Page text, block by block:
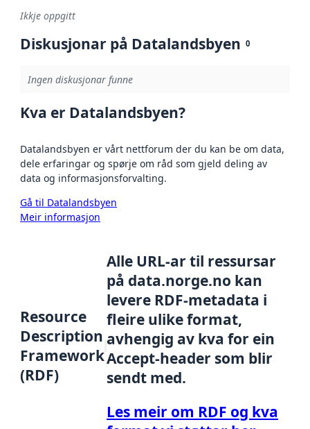
Ikkje oppgitt
Diskusjonar på Datalandsbyen 0
Ingen diskusjonar funne
Kva er Datalandsbyen?
Datalandsbyen er vårt nettforum der du kan be om data,
dele erfaringar og spørje om råd som gjeld deling av
data og informasjonsforvalting.
Gå til Datalandsbyen
Meir informasjon
Resource
Description
Framework
(RDF)
Alle URL-ar til ressursar
på data.norge.no kan
levere RDF-metadata i
fleire ulike format,
avhengig av kva for ein
Accept-header som blir
sendt med.
Les meir om RDF og kva